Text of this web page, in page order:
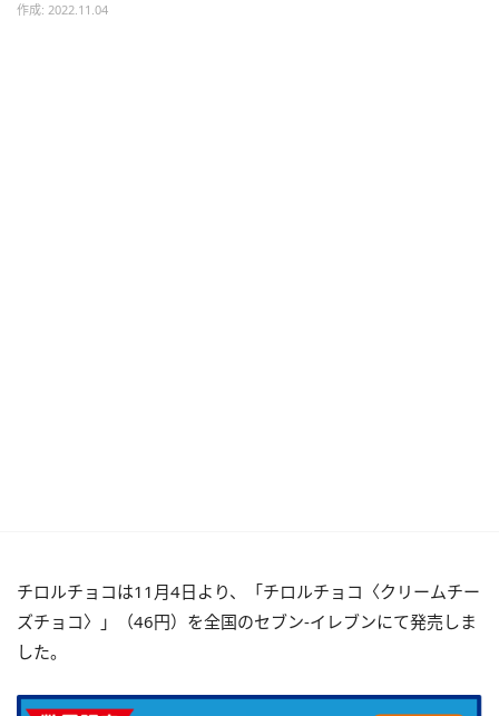
作成: 2022.11.04
チロルチョコは11月4日より、「チロルチョコ〈クリームチー
ズチョコ〉」（46円）を全国のセブン-イレブンにて発売しま
した。